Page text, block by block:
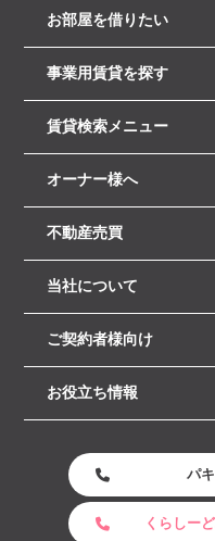
お部屋を借りたい
事業用賃貸を探す
賃貸検索メニュー
オーナー様へ
不動産売買
当社について
ご契約者様向け
お役立ち情報
パ
くらしー